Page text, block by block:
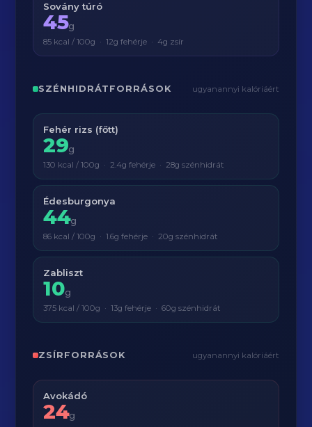
Sovány túró
45g
85 kcal / 100g · 12g fehérje · 4g zsír
SZÉNHIDRÁTFORRÁSOK ugyanannyi kalóriáért
Fehér rizs (főtt)
29g
130 kcal / 100g · 2.4g fehérje · 28g szénhidrát
Édesburgonya
44g
86 kcal / 100g · 1.6g fehérje · 20g szénhidrát
Zabliszt
10g
375 kcal / 100g · 13g fehérje · 60g szénhidrát
ZSÍRFORRÁSOK ugyanannyi kalóriáért
Avokádó
24g